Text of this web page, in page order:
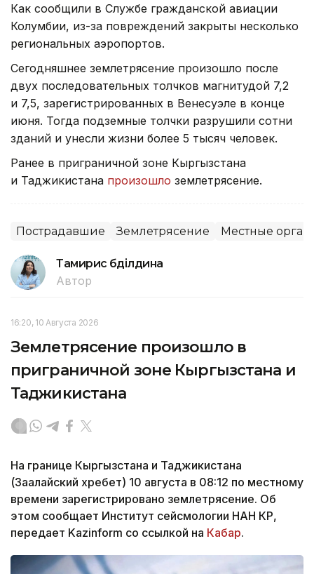
Как сообщили в Службе гражданской авиации
Колумбии, из-за повреждений закрыты несколько
региональных аэропортов.
Сегодняшнее землетрясение произошло после
двух последовательных толчков магнитудой 7,2
и 7,5, зарегистрированных в Венесуэле в конце
июня. Тогда подземные толчки разрушили сотни
зданий и унесли жизни более 5 тысяч человек.
Ранее в приграничной зоне Кыргызстана
и Таджикистана произошло землетрясение.
Пострадавшие Землетрясение Местные
Тамирис Әбділдина
Автор
16:20, 10 Августа 2026
Землетрясение произошло в
приграничной зоне Кыргызстана и
Таджикистана
На границе Кыргызстана и Таджикистана
(Заалайский хребет) 10 августа в 08:12 по местному
времени зарегистрировано землетрясение. Об
этом сообщает Институт сейсмологии НАН КР,
передает Kazinform со ссылкой на Кабар.